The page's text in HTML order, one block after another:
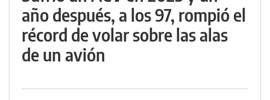
año después, a los 97, rompió el
récord de volar sobre las alas
de un avión